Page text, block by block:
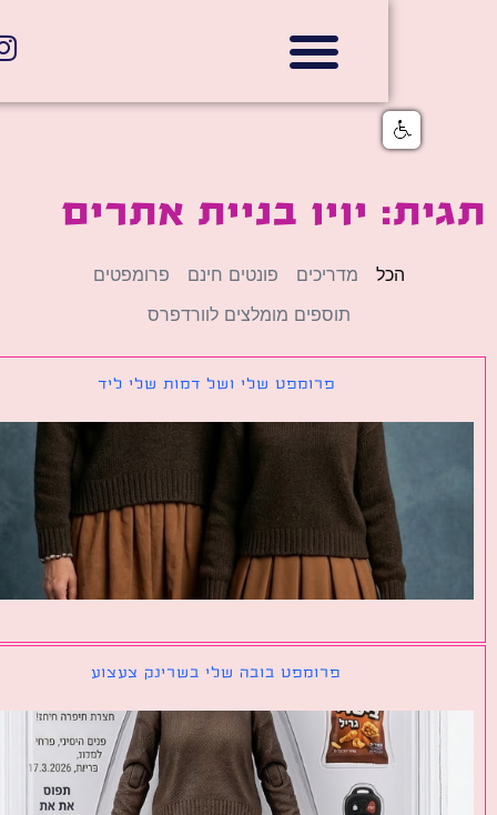
יויו בניית אתרים
מדריכים פונטים חינם
פרומפטים
תוספים מומלצים לוורדפרס
פרומפט שלי ושל דמות שלי ליד
פרומפט בובה שלי בשרינק צעצוע